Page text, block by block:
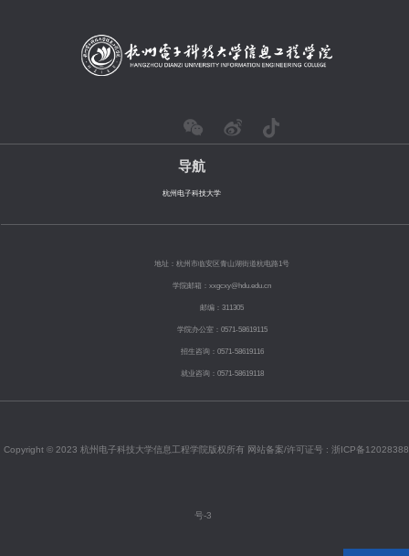
导航
杭州电子科技大学
地址：杭州市临安区青山湖街道杭电路1号
学院邮箱：xxgcxy@hdu.edu.cn
邮编：311305
学院办公室：0571-58619115
招生咨询：0571-58619116
就业咨询：0571-58619118
Copyright © 2023 杭州电子科技大学信息工程学院版权所有 网站备案/许可证号 : 浙ICP备12028388
号-3